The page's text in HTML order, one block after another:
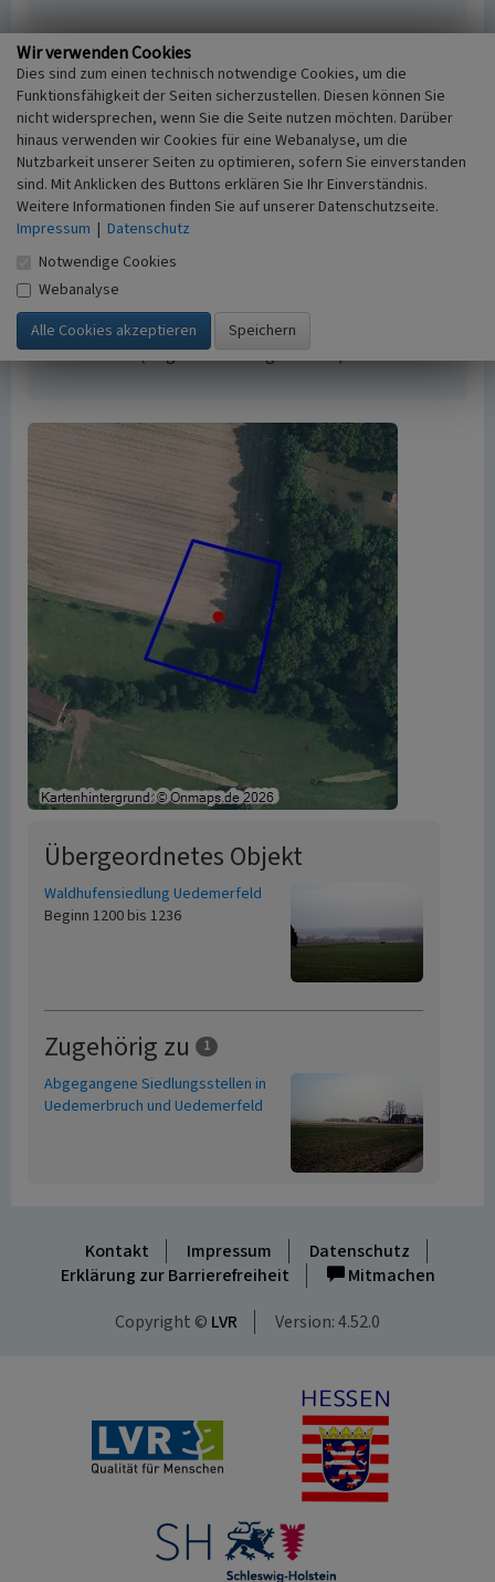
Empfohlene Zitierweise
Urheberrechtlicher Hinweis
Der hier präsentierte Inhalt ist urheberrechtlich
geschützt. Die angezeigten Medien unterliegen
möglicherweise zusätzlichen urheberrechtlichen
Bedingungen, die an diesen ausgewiesen sind.
Empfohlene Zitierweise
„Abgegangene Katstelle „Schencken Kaeth“ in
Uedemerbruch”. In: KuLaDig,
Kultur.Landschaft.Digital. URL:
https://www.kuladig.de/Objektansicht/O-42231-
20120312-2(Abgerufen: 7. August 2026)
Übergeordnetes Objekt
Waldhufensiedlung Uedemerfeld
Beginn 1200 bis 1236
Zugehörig zu 1
Abgegangene Siedlungsstellen in
Uedemerbruch und Uedemerfeld
Kontakt Impressum
Datenschutz
Erklärung zur Barrierefreiheit
Mitmachen
Copyright © LVR Version: 4.52.0
Wir verwenden Cookies
Dies sind zum einen technisch notwendige Cookies, um die
Funktionsfähigkeit der Seiten sicherzustellen. Diesen können Sie
nicht widersprechen, wenn Sie die Seite nutzen möchten. Darüber
hinaus verwenden wir Cookies für eine Webanalyse, um die
Nutzbarkeit unserer Seiten zu optimieren, sofern Sie einverstanden
sind. Mit Anklicken des Buttons erklären Sie Ihr Einverständnis.
Weitere Informationen finden Sie auf unserer Datenschutzseite.
Impressum | Datenschutz
Notwendige Cookies
Webanalyse